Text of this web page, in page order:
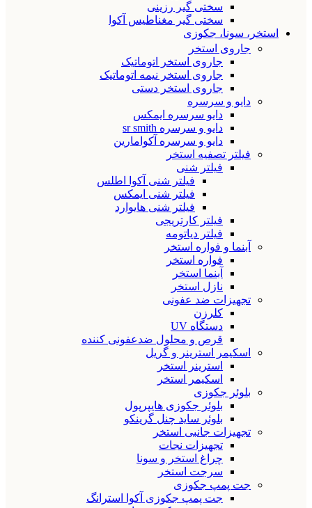
سختی گیر رزینی
سختی گیر مغناطیس آکوا
استخر، سونا، جکوزی
جاروی استخر
جاروی استخر اتوماتیک
جاروی استخر نیمه اتوماتیک
جاروی استخر دستی
دایو و سرسره
دایو سرسره ایمکس
دایو و سرسره sr smith
دایو و سرسره آکوامارین
فیلتر تصفیه استخر
فیلتر شنی
فیلتر شنی آکوا اطلس
فیلتر شنی ایمکس
فیلتر شنی هایوارد
فیلتر کارتریجی
فیلتر دیاتومه
آبنما و فواره استخر
فواره استخر
آبنما استخر
نازل استخر
تجهیزات ضد عفونی
کلرزن
دستگاه UV
قرص و محلول ضدعفونی کننده
اسکیمر استرینر و گریل
استرینر استخر
اسکیمر استخر
بلوئر جکوزی
بلوئر جکوزی هایپرپول
بلوئر ساید چنل گرینکو
تجهیزات جانبی استخر
تجهیزات نجات
چراغ استخر و سونا
سرجت استخر
جت پمپ جکوزی
جت پمپ جکوزی آکوا استرانگ